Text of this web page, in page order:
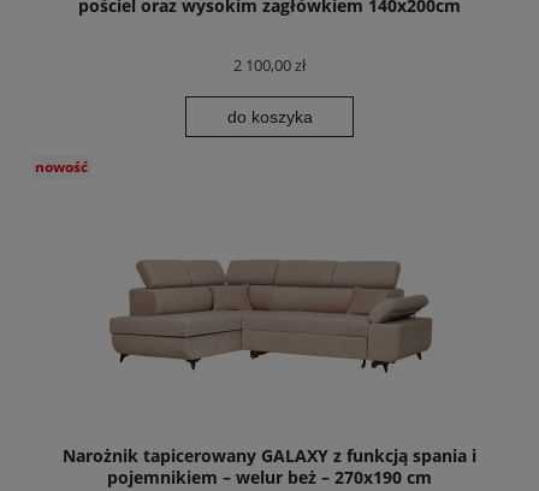
pościel oraz wysokim zagłówkiem 140x200cm
2 100,00 zł
do koszyka
Narożnik tapicerowany GALAXY z funkcją spania i
pojemnikiem – welur beż – 270x190 cm
nowość